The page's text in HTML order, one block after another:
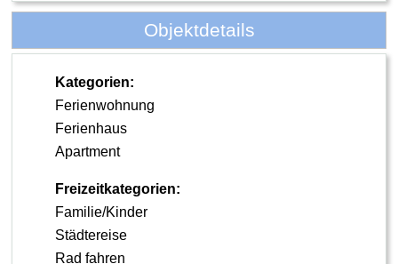
Objektdetails
Kategorien:
Ferienwohnung
Ferienhaus
Apartment
Freizeitkategorien:
Familie/Kinder
Städtereise
Rad fahren